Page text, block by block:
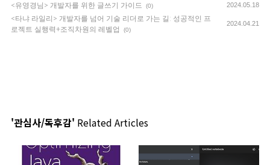
<유영경님> 개발자를 위한 글쓰기 가이드 (0) 2024.05.18
<타냐 라일리> 개발자를 넘어 기술 리더로 가는 길: 성공적인 프
로젝트 실행력+조직차원의 레벨업
(0)
2024.04.21
'관심사/독후감' Related Articles